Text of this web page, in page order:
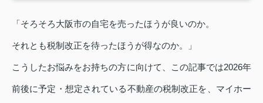
「そろそろ大阪市の自宅を売ったほうが良いのか。
それとも税制改正を待ったほうが得なのか。」
こうしたお悩みをお持ちの方に向けて、この記事では2026年
前後に予定・想定されている不動産の税制改正を、マイホー